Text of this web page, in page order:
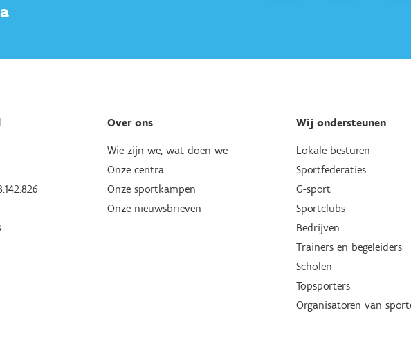
Over ons
Wie zijn we, wat doen we
Onze centra
Onze sportkampen
Onze nieuwsbrieven
Wij ondersteunen
Lokale besturen
Sportfederaties
G-sport
Sportclubs
Bedrijven
Trainers en begeleiders
Scholen
Topsporters
Organisatoren van